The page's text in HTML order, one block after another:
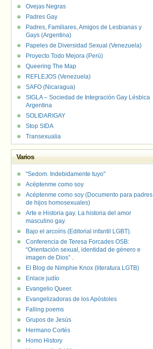
Ovejas Negras
Padres Gay
Padres, Familiares, Amigos de Lesbianas y
Gays (Argentina)
Papeles de Diversidad Sexual (Venezuela)
Proyecto Todo Mejora (Perú)
Queering The Map
REFLEJOS (Venezuela)
SAFO (Nicaragua)
SIGLA – Sociedad de Integración Gay Lésbica
Argentina
SOLIDARIGAY
Stop SIDA
Transexualia
Varios
"Sedom. Indebidamente tuyo"
Acéptenme como soy
Acéptenme como soy (Documento para padres
de hijos homosexuales)
Arte e Historia gay. La historia del amor
masculino gay.
Bajo el arcoíris (Editorial infantil LGBT).
Conferencia de Teresa Forcades OSB:
“Orientación sexual, identidad de género e
imagen de Dios” .
El Blog de Nimphie Knox (literatura LGTB)
Enlace judío
Evangelio Queer.
Evangelizadoras de los Apóstoles
Falling poems
Grupos de Jesús
Hermano Cortés
Homo History